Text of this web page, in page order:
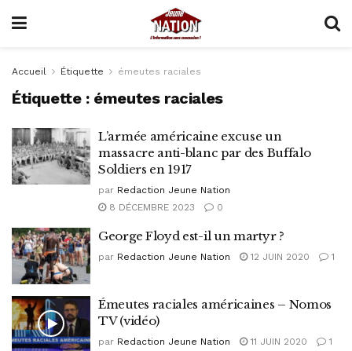
Accueil Étiquette émeutes raciales
Étiquette : émeutes raciales
L’armée américaine excuse un
massacre anti-blanc par des Buffalo
Soldiers en 1917
par Redaction Jeune Nation
8 DÉCEMBRE 2023
0
George Floyd est-il un martyr ?
par Redaction Jeune Nation 12 JUIN 2020 1
Émeutes raciales américaines – Nomos
TV (vidéo)
par Redaction Jeune Nation 11 JUIN 2020 1